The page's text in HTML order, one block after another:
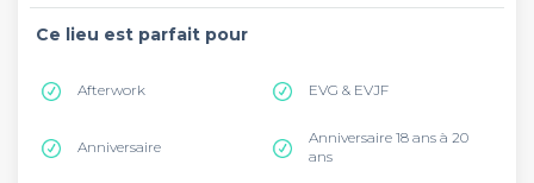
Ce lieu est parfait pour
Afterwork EVG & EVJF
Anniversaire
Anniversaire 18 ans à 20
ans